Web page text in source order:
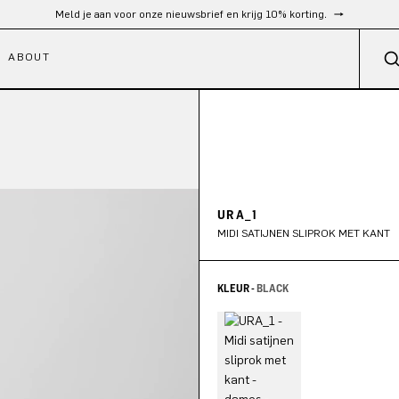
Gratis verzending vanaf €300
ABOUT
URA_1
MIDI SATIJNEN SLIPROK MET KANT
KLEUR -BLACK